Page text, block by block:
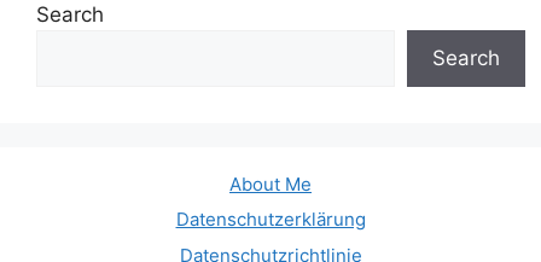
Search
Search
About Me
Datenschutzerklärung
Datenschutzrichtlinie